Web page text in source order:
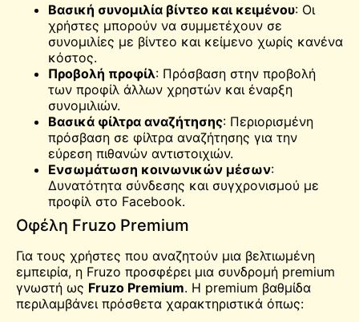
Βασική συνομιλία βίντεο και κειμένου: Οι
χρήστες μπορούν να συμμετέχουν σε
συνομιλίες με βίντεο και κείμενο χωρίς κανένα
κόστος.
Προβολή προφίλ: Πρόσβαση στην προβολή
των προφίλ άλλων χρηστών και έναρξη
συνομιλιών.
Βασικά φίλτρα αναζήτησης: Περιορισμένη
πρόσβαση σε φίλτρα αναζήτησης για την
εύρεση πιθανών αντιστοιχιών.
Ενσωμάτωση κοινωνικών μέσων:
Δυνατότητα σύνδεσης και συγχρονισμού με
προφίλ στο Facebook.
Οφέλη Fruzo Premium
Για τους χρήστες που αναζητούν μια βελτιωμένη
εμπειρία, η Fruzo προσφέρει μια συνδρομή premium
γνωστή ως Fruzo Premium. Η premium βαθμίδα
περιλαμβάνει πρόσθετα χαρακτηριστικά όπως: